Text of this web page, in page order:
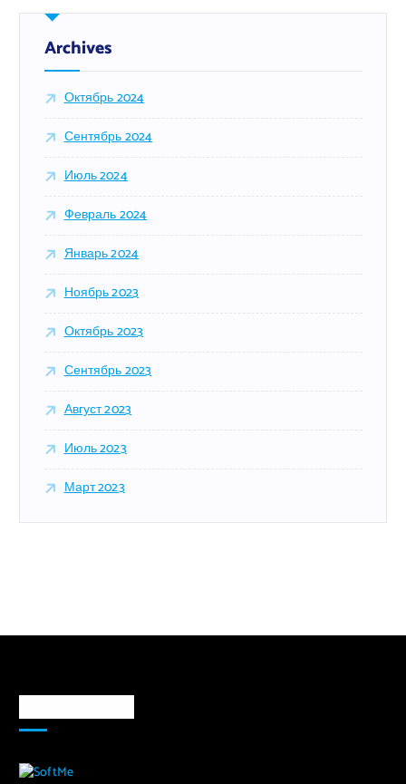
:
Archives
Октябрь 2024
Сентябрь 2024
Июль 2024
Февраль 2024
Январь 2024
Ноябрь 2023
Октябрь 2023
Сентябрь 2023
Август 2023
Июль 2023
Март 2023